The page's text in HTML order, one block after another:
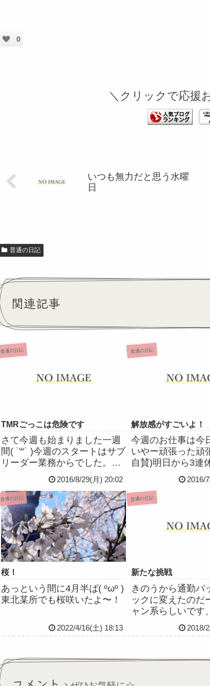
0
＼クリックで応援
いつも無力だと思う水曜
日
普通の日記
関連記事
普通の日記
TMRごっこは危険です
さて今週も始まりました一週
間( ˙꒳​˙ )今週のスタートはサブ
リーダー業務からでした。バ
タバタしてつかれた！でも忙
しい方が余計なこと考えずに
仕事に集中できている気がす
るので、それはそれでいいの
かも。今日いろいろ動いてみ
て改めて思ったけど、...
2016/8/29(月) 20:02
普通の日記
解放感がすごいよ！
今週のお仕事は今
いやー頑張った頑
自賛)明日から3連
けたので、連休中
じめ看護学校時代
に会いに行く予定
´∀｀*)いやーー、
だなこれが！雲雀
会ったりしてたん
2016/
普通の日記
桜！
あっという間に4月半ば( ºωº )
東北某所でも桜咲いたよ〜！
2022/4/16(土) 18:13
普通の日記
新たな挑戦
きのうから通勤バ
ックに変えたのだ
ャン系らしいです
て超超気に入って
そうこないだ言っ
2018/